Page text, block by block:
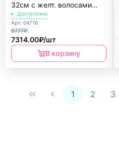
32см с желт. волосами
PAOLA REINА
Достаточно
Арт: 04716
8777₽
7314.00₽/шт
В корзину
1 2 3